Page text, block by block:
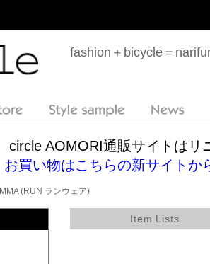
fashion＋bicycle＝
circle AOMORI通販サイトはリ
お買い物はこちらの新サイト
MMA (RUN ランウェア)
Item Lists